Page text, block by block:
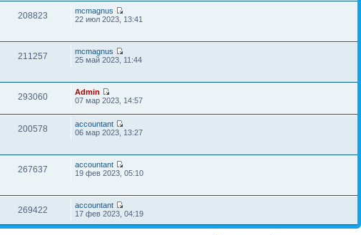
208823
mcmagnus
22 июл 2023, 13:41
211257
mcmagnus
25 май 2023, 11:44
293060
Admin
07 мар 2023, 14:57
200578
accountant
06 мар 2023, 13:27
267637
accountant
19 фев 2023, 05:10
269422
accountant
17 фев 2023, 04:19